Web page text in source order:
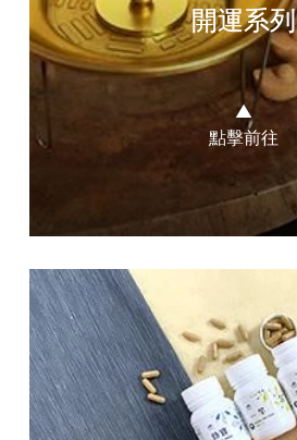
開運系列
▲
點擊前往